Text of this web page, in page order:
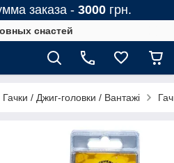
заказа - 3000 грн.
снастей
Гачки / Джиг-головки / Вантажі